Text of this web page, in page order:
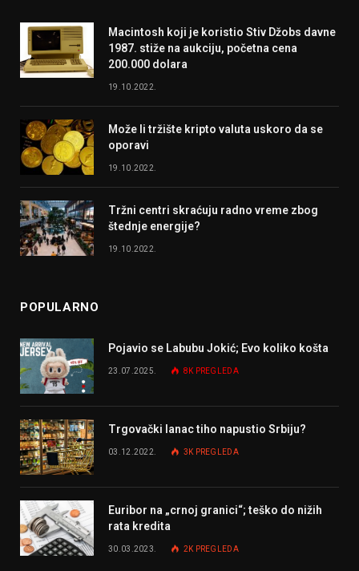
Macintosh koji je koristio Stiv Džobs davne
1987. stiže na aukciju, početna cena
200.000 dolara
19.10.2022.
Može li tržište kripto valuta uskoro da se
oporavi
19.10.2022.
Tržni centri skraćuju radno vreme zbog
štednje energije?
19.10.2022.
POPULARNO
Pojavio se Labubu Jokić; Evo koliko košta
23.07.2025. 8K PREGLEDA
Trgovački lanac tiho napustio Srbiju?
03.12.2022. 3K PREGLEDA
Euribor na „crnoj granici“; teško do nižih
rata kredita
30.03.2023. 2K PREGLEDA